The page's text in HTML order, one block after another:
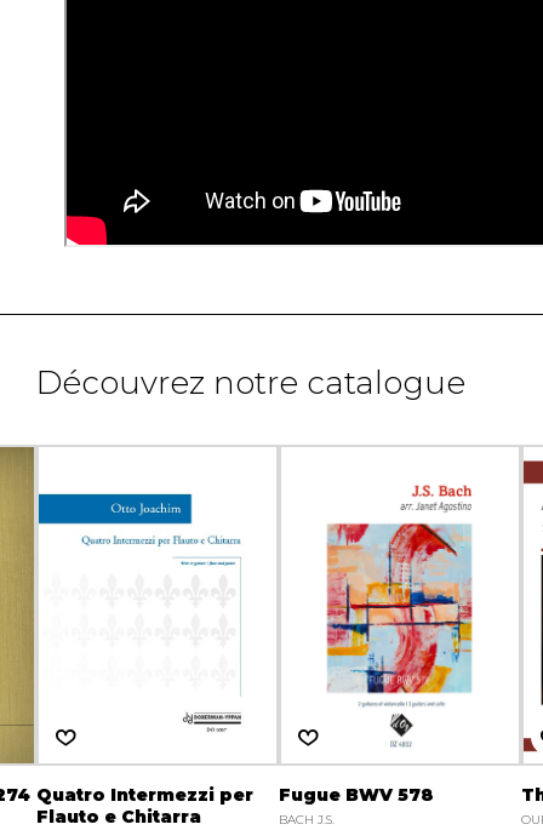
Découvrez notre catalogue
Quatro Intermezzi per
Flauto e Chitarra
Fugue BWV 578
BACH J.S.